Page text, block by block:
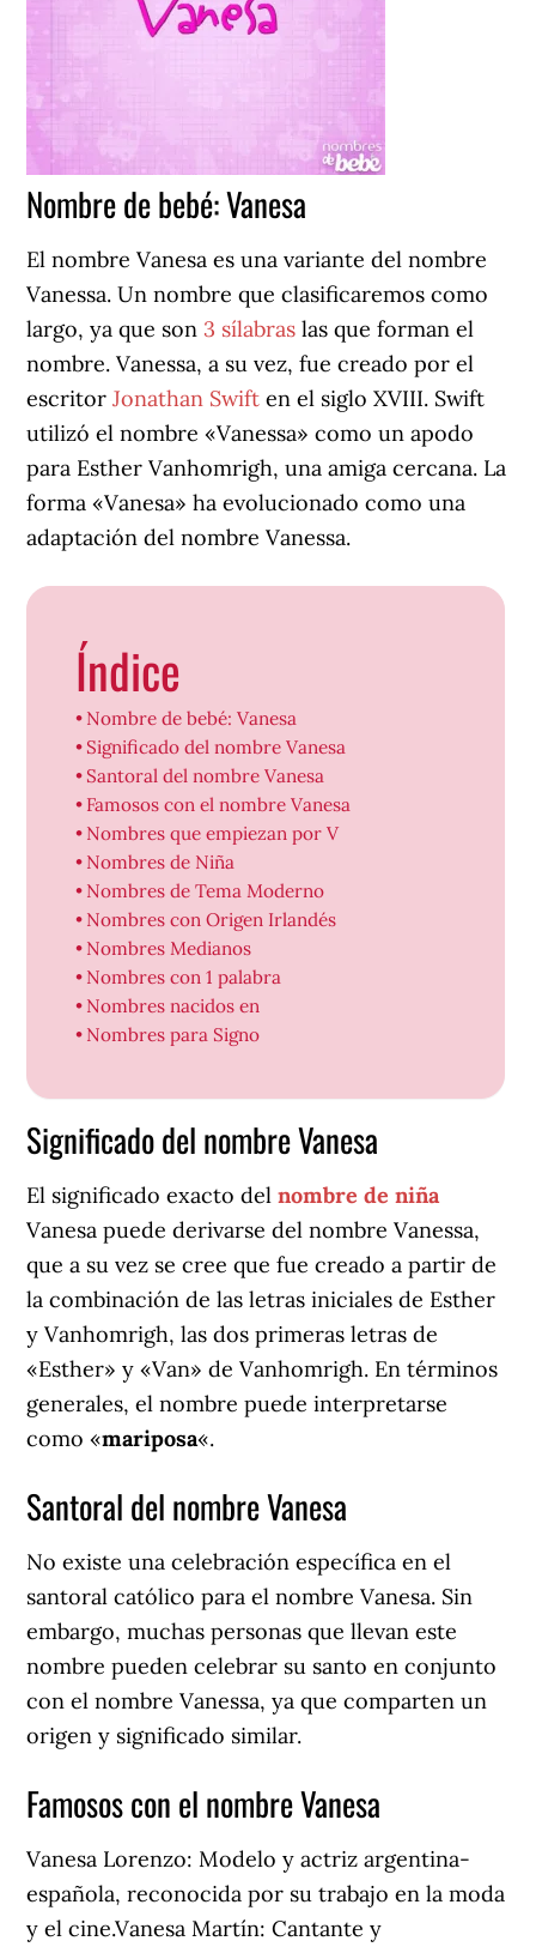
Nombre de bebé: Vanesa
El nombre Vanesa es una variante del nombre
Vanessa. Un nombre que clasificaremos como
largo, ya que son 3 sílabras las que forman el
nombre. Vanessa, a su vez, fue creado por el
escritorJonathan Swift en el siglo XVIII. Swift
utilizó el nombre «Vanessa» como un apodo
para Esther Vanhomrigh, una amiga cercana. La
forma «Vanesa» ha evolucionado como una
adaptación del nombre Vanessa.
Índice
Nombre de bebé: Vanesa
Significado del nombre Vanesa
Santoral del nombre Vanesa
Famosos con el nombre Vanesa
Nombres que empiezan por V
Nombres de Niña
Nombres de Tema Moderno
Nombres con Origen Irlandés
Nombres Medianos
Nombres con 1 palabra
Nombres nacidos en
Nombres para Signo
Significado del nombre Vanesa
El significado exacto delnombre de niña
Vanesa puede derivarse del nombre Vanessa,
que a su vez se cree que fue creado a partir de
la combinación de las letras iniciales de Esther
y Vanhomrigh, las dos primeras letras de
«Esther» y «Van» de Vanhomrigh. En términos
generales, el nombre puede interpretarse
como «mariposa«.
Santoral del nombre Vanesa
No existe una celebración específica en el
santoral católico para el nombre Vanesa. Sin
embargo, muchas personas que llevan este
nombre pueden celebrar su santo en conjunto
con el nombre Vanessa, ya que comparten un
origen y significado similar.
Famosos con el nombre Vanesa
Vanesa Lorenzo: Modelo y actriz argentina-
española, reconocida por su trabajo en la moda
y el cine.Vanesa Martín: Cantante y